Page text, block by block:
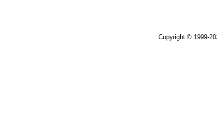
Copyright © 1999-